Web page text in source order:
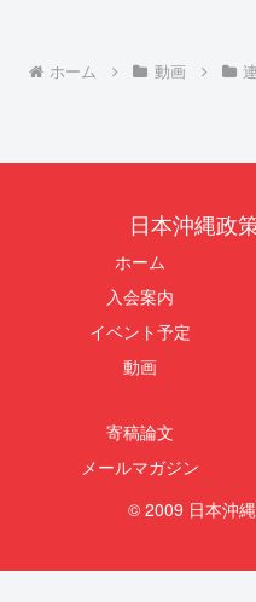
ホーム 動画
日本沖縄政
ホーム
入会案内
イベント予定
動画
寄稿論文
メールマガジン
© 2009 日本沖